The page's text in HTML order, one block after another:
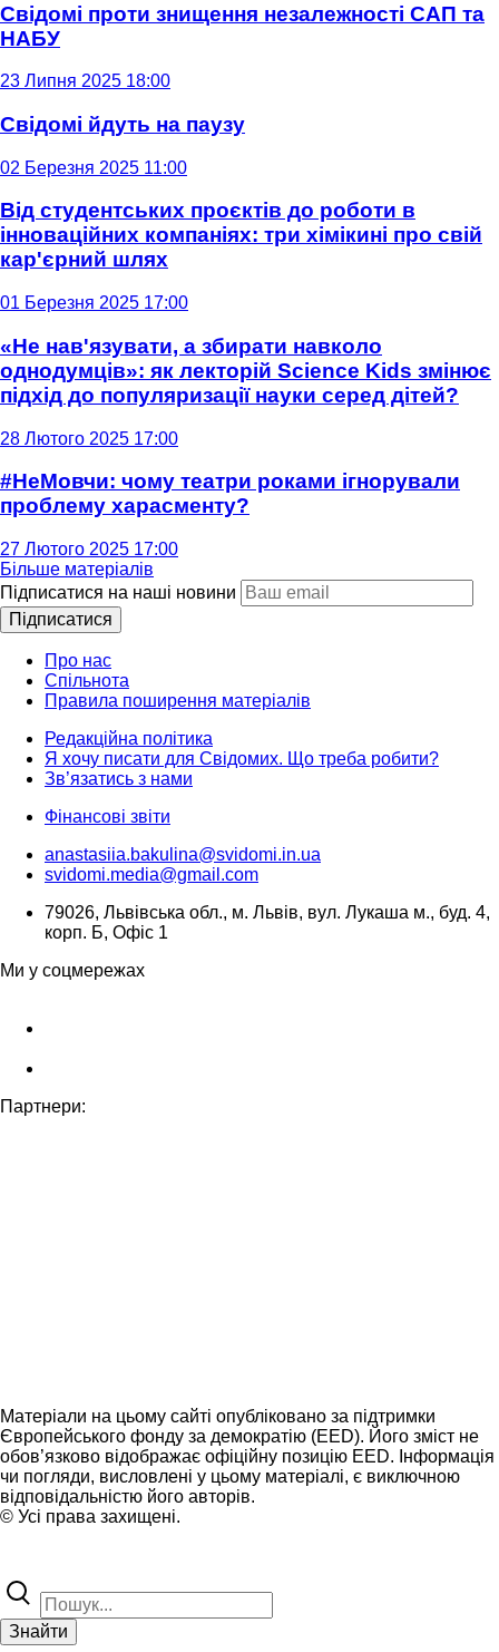
Свідомі проти знищення незалежності САП та
НАБУ
23 Липня 2025 18:00
Свідомі йдуть на паузу
02 Березня 2025 11:00
Від студентських проєктів до роботи в
інноваційних компаніях: три хімікині про свій
кар'єрний шлях
01 Березня 2025 17:00
«Не нав'язувати, а збирати навколо
однодумців»: як лекторій Science Kids змінює
підхід до популяризації науки серед дітей?
28 Лютого 2025 17:00
#НеМовчи: чому театри роками ігнорували
проблему харасменту?
27 Лютого 2025 17:00
Більше матеріалів
Підписатися на наші новини
Підписатися
Про нас
Спільнота
Правила поширення матеріалів
Редакційна політика
Я хочу писати для Свідомих. Що треба робити?
Зв’язатись з нами
Фінансові звіти
anastasiia.bakulina@svidomi.in.ua
svidomi.media@gmail.com
79026, Львівська обл., м. Львів, вул. Лукаша м., буд. 4,
корп. Б, Офіс 1
Ми у соцмережах
Партнери:
Матеріали на цьому сайті опубліковано за підтримки
Європейського фонду за демократію (EED). Його зміст не
обов’язково відображає офіційну позицію EED. Інформація
чи погляди, висловлені у цьому матеріалі, є виключною
відповідальністю його авторів.
© Усі права захищені.
Знайти